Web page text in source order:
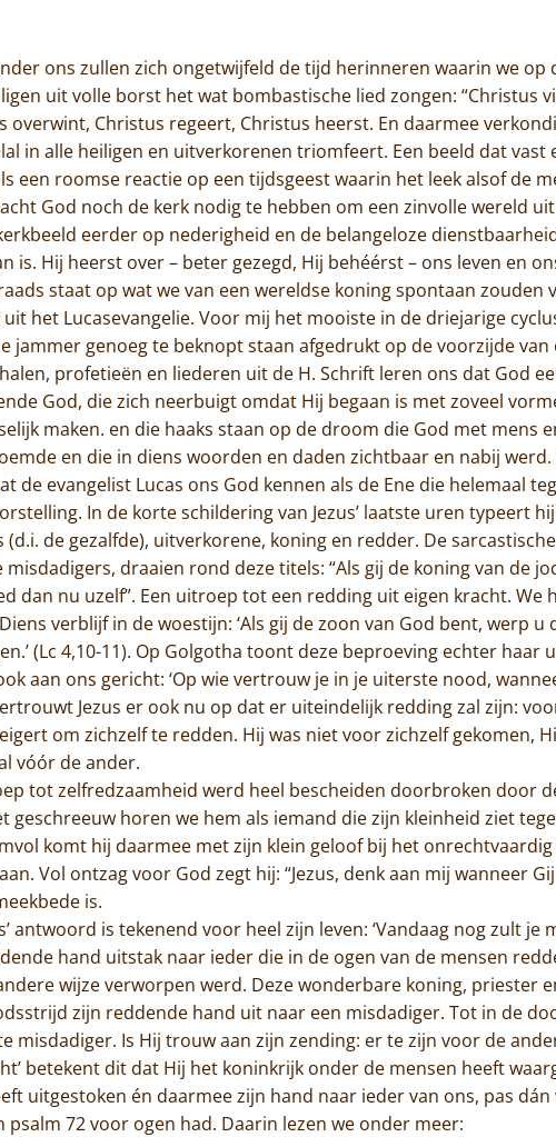
Home
De abdij
Actueel
Monnik worden
Contact
De
ons zullen zich ongetwijfeld de tijd herinneren waarin we op
uit volle borst het wat bombastische lied zongen: “Christus
overwint, Christus regeert, Christus heerst. En daarmee
in alle heiligen en uitverkorenen triomfeert. Een beeld dat
een roomse reactie op een tijdsgeest waarin het leek alsof de
God noch de kerk nodig te hebben om een zinvolle wereld
eerder op nederigheid en de belangeloze
is. Hij heerst over – beter gezegd, Hij behéérst – ons leven en
staat op wat we van een wereldse koning spontaan zouden
het Lucasevangelie. Voor mij het mooiste in de driejarige
jammer genoeg te beknopt staan afgedrukt op de voorzijde van
profetieën en liederen uit de H. Schrift leren ons dat God
God, die zich neerbuigt omdat Hij begaan is met zoveel
maken. en die haaks staan op de droom die God met mens
en die in diens woorden en daden zichtbaar en nabij
de evangelist Lucas ons God kennen als de Ene die helemaal
In de korte schildering van Jezus’ laatste uren typeert
(d.i. de gezalfde), uitverkorene, koning en redder. De
misdadigers, draaien rond deze titels: “Als gij de koning van de
dan nu uzelf”. Een uitroep tot een redding uit eigen kracht.
verblijf in de woestijn: ‘Als gij de zoon van God bent, werp
(Lc 4,10-11). Op Golgotha toont deze beproeving echter
aan ons gericht: ‘Op wie vertrouw je in je uiterste nood,
Jezus er ook nu op dat er uiteindelijk redding zal zijn:
om zichzelf te redden. Hij was niet voor zichzelf gekomen,
vóór de ander.
tot zelfredzaamheid werd heel bescheiden doorbroken door
geschreeuw horen we hem als iemand die zijn kleinheid ziet
komt hij daarmee met zijn klein geloof bij het
Vol ontzag voor God zegt hij: “Jezus, denk aan mij wanneer
is.
antwoord is tekenend voor heel zijn leven: ‘Vandaag nog zult
hand uitstak naar ieder die in de ogen van de mensen
wijze verworpen werd. Deze wonderbare koning, priester
zijn reddende hand uit naar een misdadiger. Tot in de
misdadiger. Is Hij trouw aan zijn zending: er te zijn voor de
betekent dit dat Hij het koninkrijk onder de mensen heeft
uitgestoken én daarmee zijn hand naar ieder van ons, pas
psalm 72 voor ogen had. Daarin lezen we onder meer: